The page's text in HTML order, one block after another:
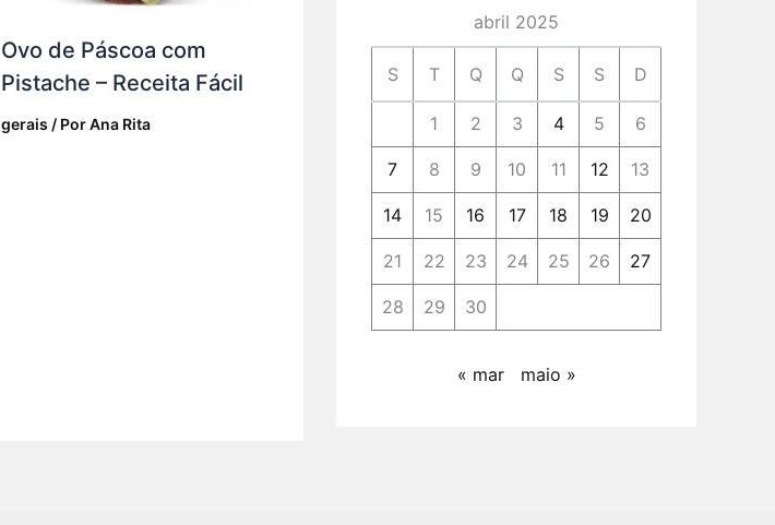
Ovo de Páscoa com
Pistache – Receita Fácil
gerais / PorAna Rita
abril 2025
S T Q Q S S D
1 2 3 4 5 6
7 8 9 10 11 12 13
14 15 16 17 18 19 20
21 22 23 24 25 26 27
28 29 30
« mar maio »